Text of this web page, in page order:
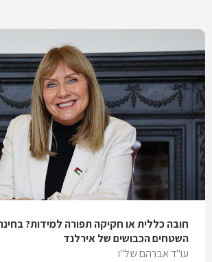
חובה כללית או חקיקה תפורה למידות?
השטחים הכבושים של אירלנד
עו"ד אברהם של"ו